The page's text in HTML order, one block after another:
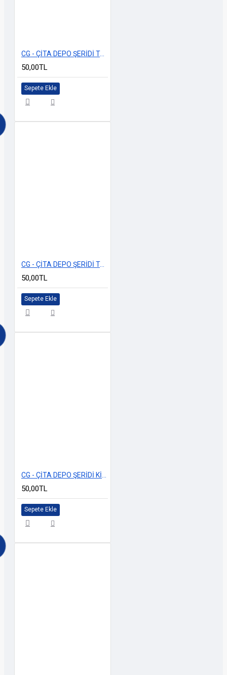
CG - ÇİTA DEPO ŞERİDİ TAÇ LOGOLU KIRMIZI
50,00TL
Sepete Ekle
CG - ÇİTA DEPO ŞERİDİ TAÇ LOGOLU GRİ
50,00TL
Sepete Ekle
50,00TL
Sepete Ekle